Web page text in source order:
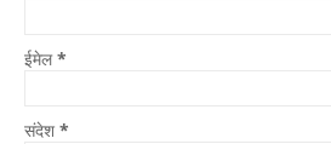
ईमेल*
संदेश *